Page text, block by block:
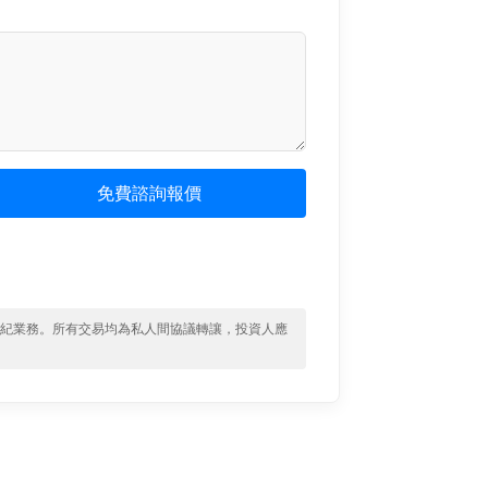
免費諮詢報價
業務。所有交易均為私人間協議轉讓，投資人應